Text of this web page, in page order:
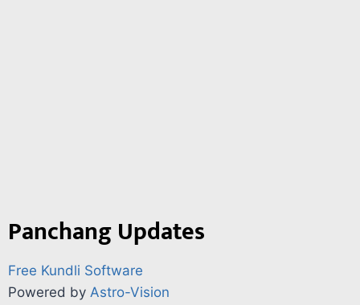
Panchang Updates
Free Kundli Software
Powered by Astro-Vision